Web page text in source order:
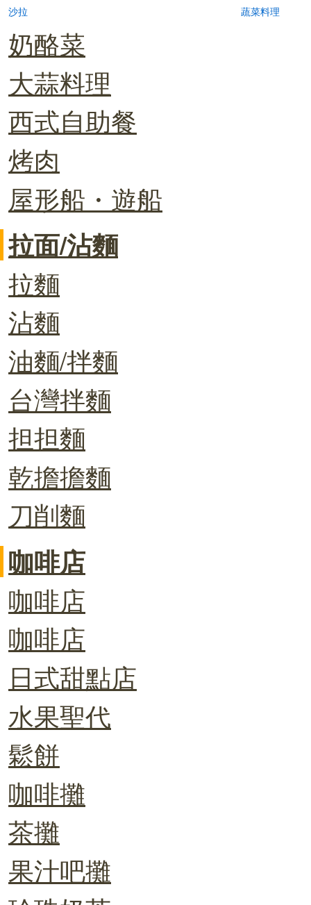
沙拉 蔬菜料理
奶酪菜
大蒜料理
西式自助餐
烤肉
屋形船・遊船
拉面/沾麵
拉麵
沾麵
油麵/拌麵
台灣拌麵
担担麵
乾擔擔麵
刀削麵
咖啡店
咖啡店
咖啡店
日式甜點店
水果聖代
鬆餅
咖啡攤
茶攤
果汁吧攤